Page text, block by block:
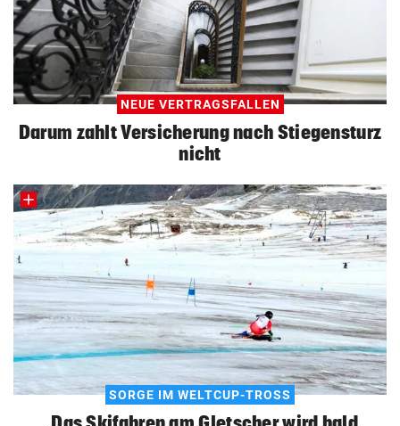
NEUE VERTRAGSFALLEN
Darum zahlt Versicherung nach Stiegensturz
nicht
SORGE IM WELTCUP-TROSS